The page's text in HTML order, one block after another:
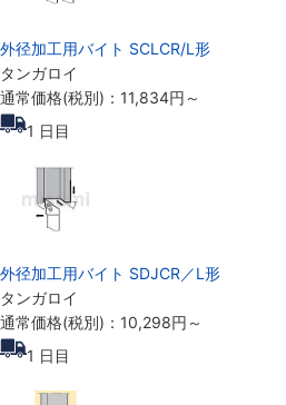
外径加工用バイト SCLCR/L形
タンガロイ
通常価格(税別)： 11,834円 ～
1 日目
外径加工用バイト SDJCR／L形
タンガロイ
通常価格(税別)： 10,298円 ～
1 日目